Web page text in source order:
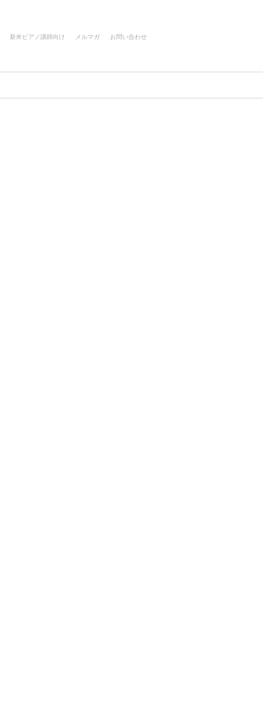
新米ピアノ講師向け メルマガ お問い合わせ